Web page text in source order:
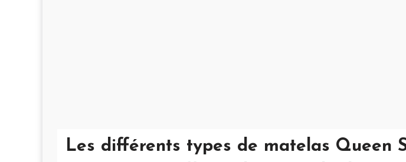
Les différents types de matelas Queen